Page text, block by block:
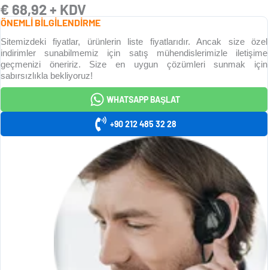
€ 68,92+ KDV
ÖNEMLİ BİLGİLENDİRME
Sitemizdeki fiyatlar, ürünlerin liste fiyatlarıdır. Ancak size özel
indirimler sunabilmemiz için satış mühendislerimizle iletişime
geçmenizi öneririz. Size en uygun çözümleri sunmak için
sabırsızlıkla bekliyoruz!
WHATSAPP BAŞLAT
+90 212 485 32 28